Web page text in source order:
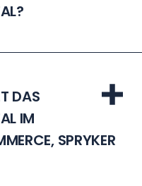
DAS
IM
SPRYKER